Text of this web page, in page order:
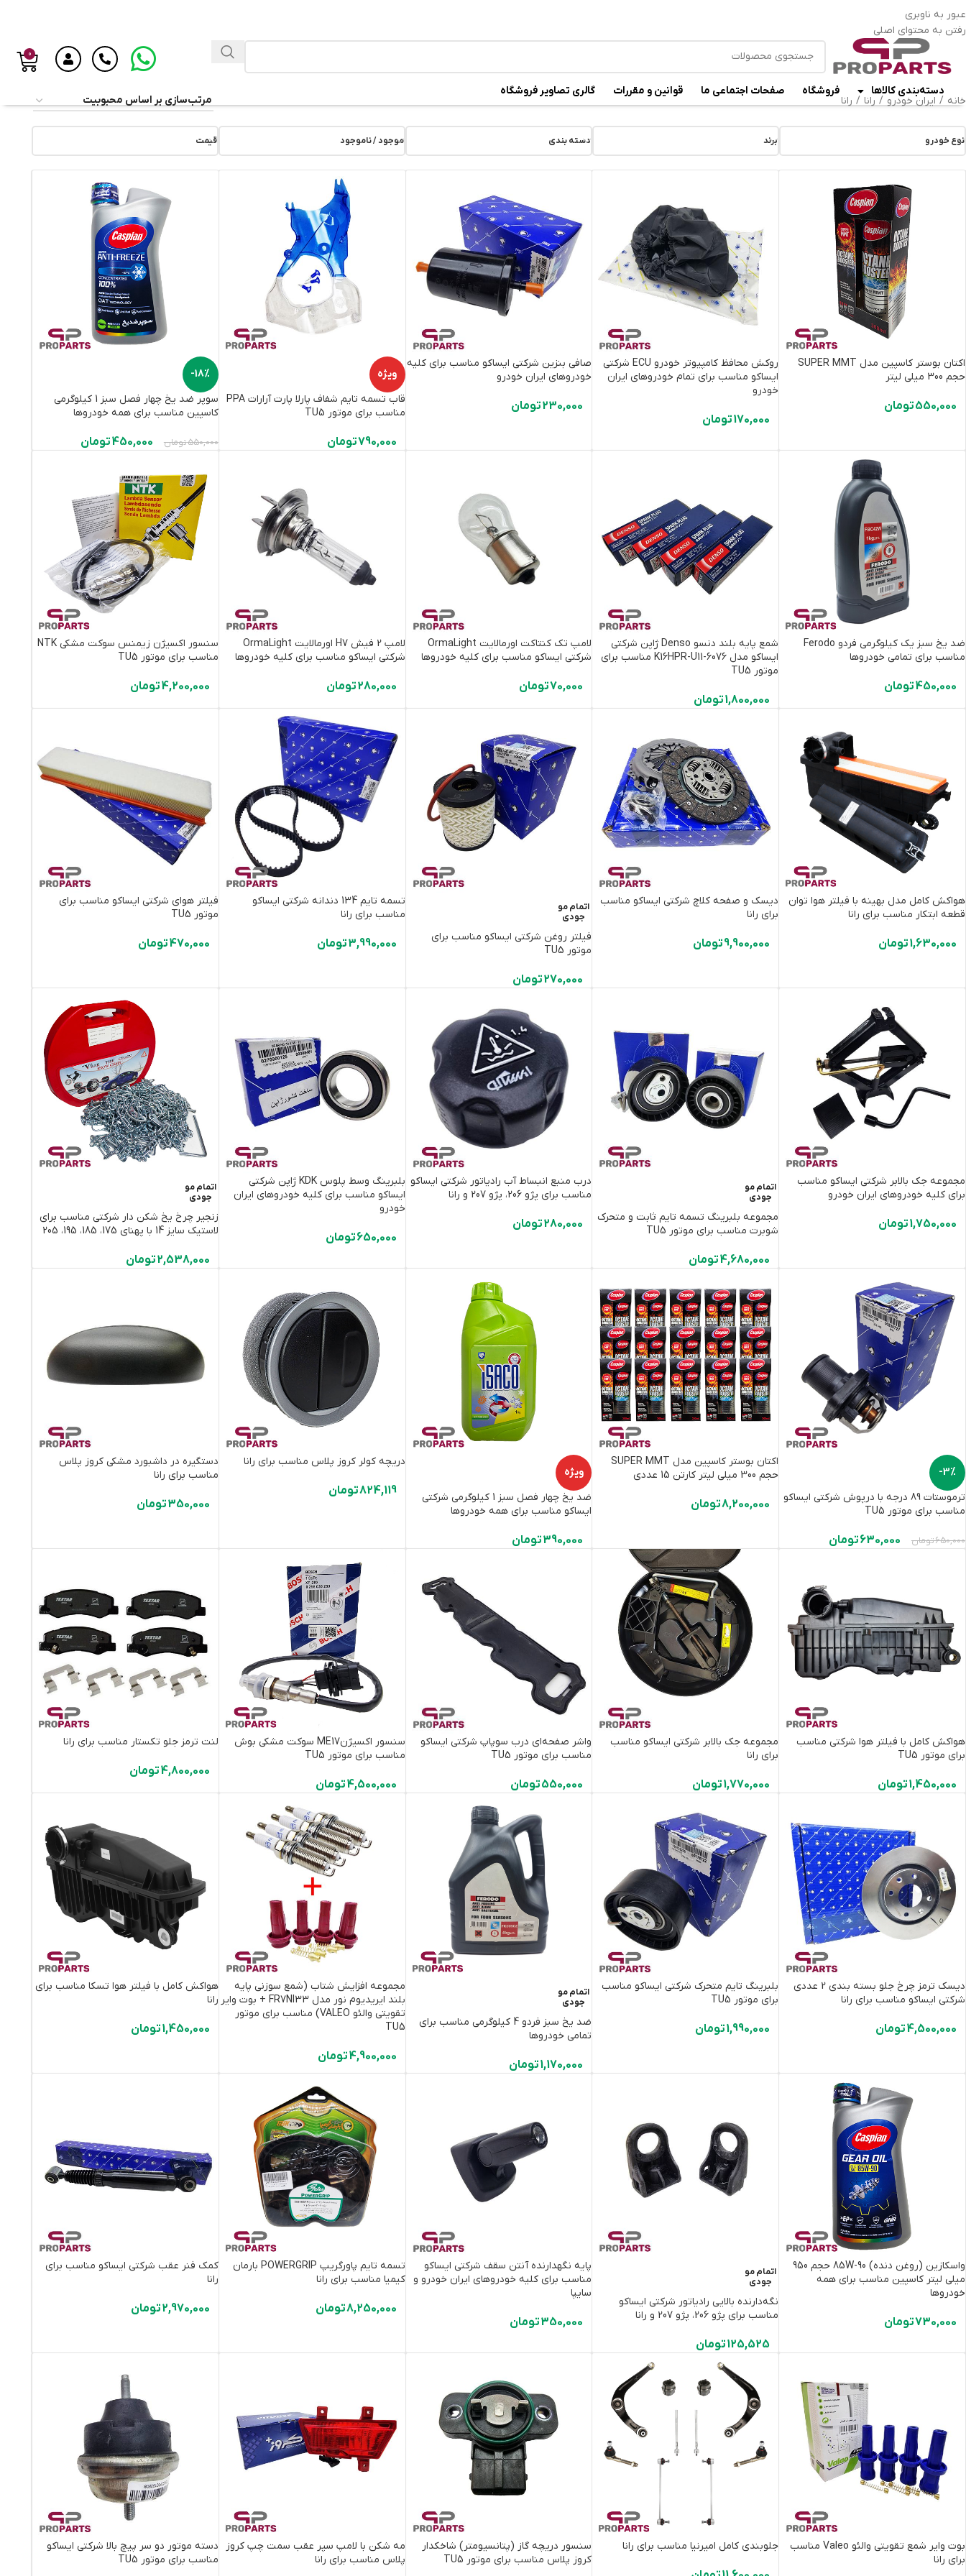
عبور به ناوبری
رفتن به محتوای اصلی
0
دسته‌بندی کالاها فروشگاه صفحات اجتماعی ما قوانین و مقررات گالری تصاویر فروشگاه
خانه / ایران خودرو / رانا / رانا
نوع خودرو برند دسته بندی موجود / ناموجود قیمت
اکتان بوستر کاسپین مدل SUPER MMT
حجم 300 میلی لیتر
550,000تومان
روکش محافظ کامپیوتر خودرو ECU شرکتی
ایساکو مناسب برای تمام خودروهای ایران
خودرو
170,000تومان
صافی بنزین شرکتی ایساکو مناسب برای کلیه
خودروهای ایران خودرو
230,000تومان
ویژه
قاب تسمه تایم شفاف پارلا پارت آرارات PPA
مناسب برای موتور TU5
790,000تومان
-18%
سوپر ضد یخ چهار فصل سبز 1 کیلوگرمی
کاسپین مناسب برای همه خودروها
550,000تومان 450,000تومان
ضد یخ سبز یک کیلوگرمی فردو Ferodo
مناسب برای تمامی خودروها
450,000تومان
شمع پایه بلند دنسو Denso ژاپن شرکتی
ایساکو مدل K16HPR-U11-6076 مناسب برای
موتور TU5
1,800,000تومان
لامپ تک کنتاکت اورمالایت OrmaLight
شرکتی ایساکو مناسب برای کلیه خودروها
70,000تومان
لامپ 2 فیش H7 اورمالایت OrmaLight
شرکتی ایساکو مناسب برای کلیه خودروها
280,000تومان
سنسور اکسیژن زیمنس سوکت مشکی NTK
مناسب برای موتور TU5
4,200,000تومان
هواکش کامل مدل بهینه با فیلتر هوا توان
قطعه ابتکار مناسب برای رانا
1,630,000تومان
دیسک و صفحه کلاچ شرکتی ایساکو مناسب
برای رانا
9,900,000تومان
اتمام مو
جودی
فیلتر روغن شرکتی ایساکو مناسب برای
موتور TU5
270,000تومان
تسمه تایم 134 دندانه شرکتی ایساکو
مناسب برای رانا
3,990,000تومان
فیلتر هوای شرکتی ایساکو مناسب برای
موتور TU5
470,000تومان
مجموعه جک بالابر ‌شرکتی ایساکو مناسب
برای کلیه خودروهای ایران خودرو
1,750,000تومان
اتمام مو
جودی
مجموعه بلبرینگ تسمه تایم ثابت و متحرک
شوبرت مناسب برای موتور TU5
4,680,000تومان
درب منبع انبساط آب رادیاتور شرکتی ایساکو
مناسب برای پژو 206، پژو 207 و رانا
280,000تومان
بلبرینگ وسط پلوس KDK ژاپن شرکتی
ایساکو مناسب برای کلیه خودروهای ایران
خودرو
650,000تومان
اتمام مو
جودی
زنجیر چرخ یخ شکن دار شرکتی مناسب برای
لاستیک سایز 14 با پهنای 175، 185، 195، 205
2,538,000تومان
-3%
ترموستات 89 درجه با درپوش شرکتی ایساکو
مناسب برای موتور TU5
650,000تومان 630,000تومان
اکتان بوستر کاسپین مدل SUPER MMT
حجم 300 میلی لیتر کارتن 15 عددی
8,200,000تومان
ویژه
ضد یخ چهار فصل سبز 1 کیلوگرمی شرکتی
ایساکو مناسب برای همه خودروها
390,000تومان
دریچه کولر کروز پلاس مناسب برای رانا
824,119تومان
دستگیره در داشبورد مشکی کروز پلاس
مناسب برای رانا‌
350,000تومان
هواکش کامل با فیلتر هوا شرکتی مناسب
برای موتور TU5
1,450,000تومان
مجموعه جک بالابر ‌شرکتی ایساکو مناسب
برای رانا
1,770,000تومان
واشر صفحه‌ای درب سوپاپ شرکتی ایساکو
مناسب برای موتور TU5
550,000تومان
سنسور اکسیژنME17 سوکت مشکی بوش
مناسب برای موتور TU5
4,500,000تومان
لنت ترمز جلو تکستار مناسب برای رانا
4,800,000تومان
دیسک ترمز چرخ جلو بسته بندی 2 عددی
شرکتی ایساکو مناسب برای رانا
4,500,000تومان
بلبرینگ تایم متحرک شرکتی ایساکو مناسب
برای موتور TU5
1,990,000تومان
اتمام مو
جودی
ضد یخ سبز فردو 4 کیلوگرمی مناسب برای
تمامی خودروها
1,170,000تومان
مجموعه افزایش شتاب (شمع سوزنی پایه
بلند ایریدیوم نور مدل FR7NI33 + بوت وایر
تقویتی والئو VALEO) مناسب برای موتور
TU5
4,900,000تومان
هواکش کامل با فیلتر هوا تسکا مناسب برای
رانا
1,450,000تومان
واسکازین (روغن دنده) 85W-90 حجم 950
میلی لیتر کاسپین مناسب برای همه
خودروها
730,000تومان
اتمام مو
جودی
نگه‌دارنده بالایی رادیاتور شرکتی ایساکو
مناسب برای پژو 206، پژو 207 و رانا
125,525تومان
پایه نگهدارنده آنتن سقف شرکتی ایساکو
مناسب برای کلیه خودروهای ایران خودرو و
سایپا
350,000تومان
تسمه تایم پاورگریپ POWERGRIP بارمان
کیمیا مناسب برای رانا
8,250,000تومان
کمک فنر عقب شرکتی ایساکو مناسب برای
رانا
2,970,000تومان
بوت وایر شمع تقویتی والئو Valeo مناسب
برای رانا
جلوبندی کامل امیرنیا مناسب برای رانا
سنسور دریچه گاز (پتانسیومتر) شاخکدار
کروز پلاس مناسب برای موتور TU5
مه شکن با لامپ سپر عقب سمت چپ کروز
پلاس مناسب برای رانا
دسته موتور دو سر پیچ بالا شرکتی ایساکو
مناسب برای موتور TU5